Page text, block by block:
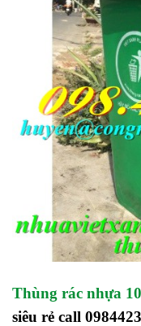
Thùng rác nhựa
siêu rẻ call